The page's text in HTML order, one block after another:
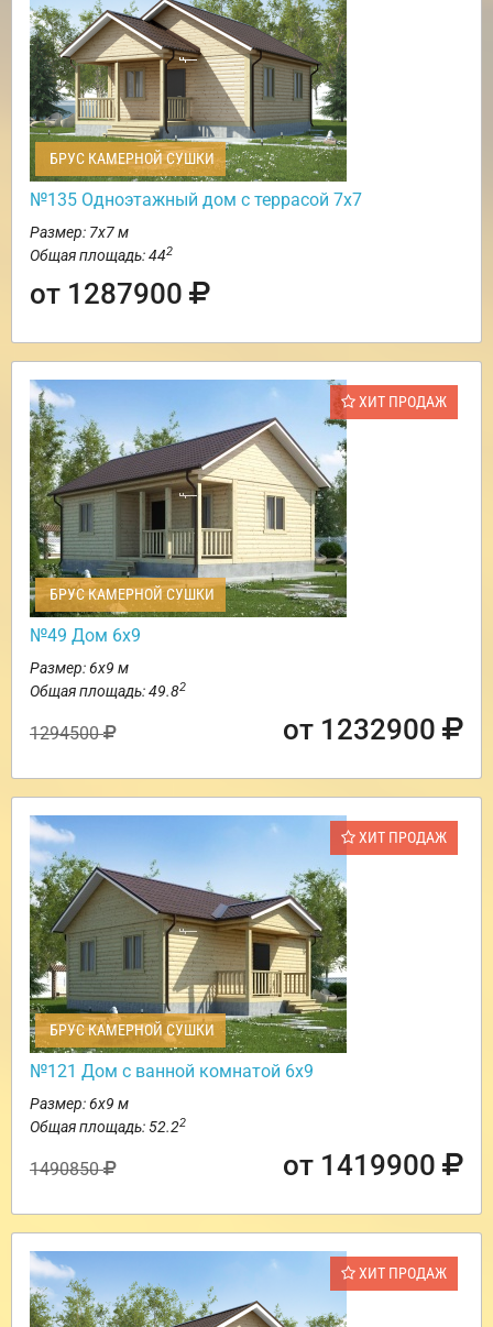
БРУС КАМЕРНОЙ СУШКИ
№135 Одноэтажный дом с террасой 7х7
Размер: 7х7 м
Общая площадь: 442
от 1287900
ХИТ ПРОДАЖ
БРУС КАМЕРНОЙ СУШКИ
№49 Дом 6х9
Размер: 6х9 м
Общая площадь: 49.82
1294500 от 1232900
ХИТ ПРОДАЖ
БРУС КАМЕРНОЙ СУШКИ
№121 Дом с ванной комнатой 6х9
Размер: 6х9 м
Общая площадь: 52.22
1490850 от 1419900
ХИТ ПРОДАЖ